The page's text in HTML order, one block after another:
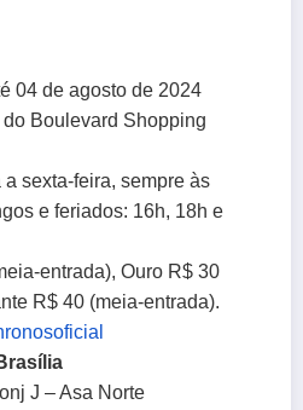
04 de agosto de 2024
Boulevard Shopping
a sexta-feira, sempre às
e feriados: 16h, 18h e
entrada), Ouro R$ 30
R$ 40 (meia-entrada).
J – Asa Norte